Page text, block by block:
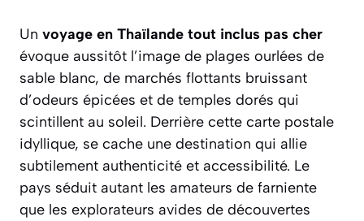
Un voyage en Thaïlande tout inclus pas cher
évoque aussitôt l’image de plages ourlées de
sable blanc, de marchés flottants bruissant
d’odeurs épicées et de temples dorés qui
scintillent au soleil. Derrière cette carte postale
idyllique, se cache une destination qui allie
subtilement authenticité et accessibilité. Le
pays séduit autant les amateurs de farniente
que les explorateurs avides de découvertes